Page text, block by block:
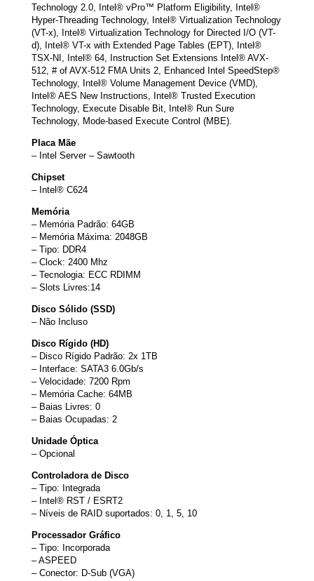
Technology 2.0, Intel® vPro™ Platform Eligibility, Intel®
Hyper-Threading Technology, Intel® Virtualization Technology
(VT-x), Intel® Virtualization Technology for Directed I/O (VT-
d), Intel® VT-x with Extended Page Tables (EPT), Intel®
TSX-NI, Intel® 64, Instruction Set Extensions Intel® AVX-
512, # of AVX-512 FMA Units 2, Enhanced Intel SpeedStep®
Technology, Intel® Volume Management Device (VMD),
Intel® AES New Instructions, Intel® Trusted Execution
Technology, Execute Disable Bit, Intel® Run Sure
Technology, Mode-based Execute Control (MBE).
Placa Mãe
– Intel Server – Sawtooth
Chipset
– Intel® C624
Memória
– Memória Padrão: 64GB
– Memória Máxima: 2048GB
– Tipo: DDR4
– Clock: 2400 Mhz
– Tecnologia: ECC RDIMM
– Slots Livres:14
Disco Sólido (SSD)
– Não Incluso
Disco Rígido (HD)
– Disco Rígido Padrão: 2x 1TB
– Interface: SATA3 6.0Gb/s
– Velocidade: 7200 Rpm
– Memória Cache: 64MB
– Baias Livres: 0
– Baias Ocupadas: 2
Unidade Óptica
– Opcional
Controladora de Disco
– Tipo: Integrada
– Intel® RST / ESRT2
– Níveis de RAID suportados: 0, 1, 5, 10
Processador Gráfico
– Tipo: Incorporada
– ASPEED
– Conector: D-Sub (VGA)